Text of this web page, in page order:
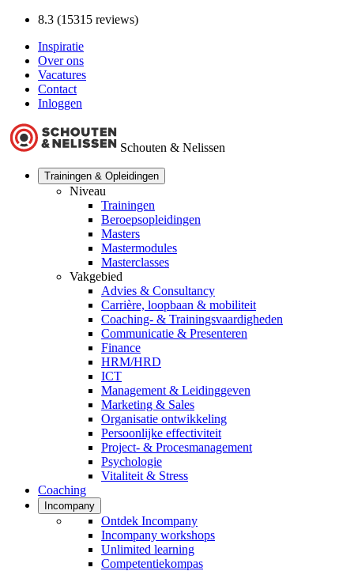
8.3 (15315 reviews)
Inspiratie
Over ons
Vacatures
Contact
Inloggen
Schouten & Nelissen
Trainingen & Opleidingen
Niveau
Trainingen
Beroepsopleidingen
Masters
Mastermodules
Masterclasses
Vakgebied
Advies & Consultancy
Carrière, loopbaan & mobiliteit
Coaching- & Trainingsvaardigheden
Communicatie & Presenteren
Finance
HRM/HRD
ICT
Management & Leidinggeven
Marketing & Sales
Organisatie ontwikkeling
Persoonlijke effectiviteit
Project- & Procesmanagement
Psychologie
Vitaliteit & Stress
Coaching
Incompany
Ontdek Incompany
Incompany workshops
Unlimited learning
Competentiekompas